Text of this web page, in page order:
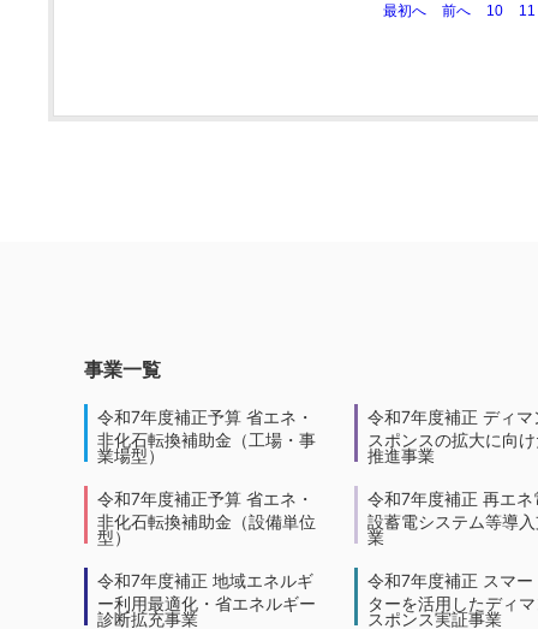
最初へ 前へ 10 11
事業一覧
令和7年度補正予算 省エネ・
非化石転換補助金（工場・事
業場型）
令和7年度補正予算 省エネ・
非化石転換補助金（設備単位
型）
令和7年度補正 地域エネルギ
ー利用最適化・省エネルギー
診断拡充事業
令和7年度補正 ディマ
スポンスの拡大に向
推進事業
令和7年度補正 再エネ
設蓄電システム等導
業
令和7年度補正 スマー
ターを活用したディ
スポンス実証事業